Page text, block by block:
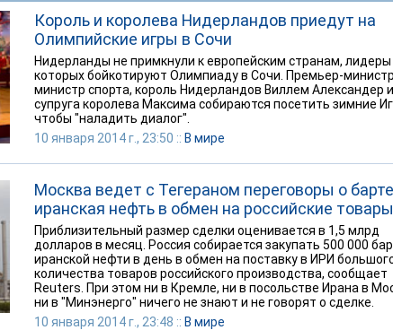
Король и королева Нидерландов приедут на
Олимпийские игры в Сочи
Нидерланды не примкнули к европейским странам, лидеры
которых бойкотируют Олимпиаду в Сочи. Премьер-
министр спорта, король Нидерландов Виллем Александер
супруга королева Максима собираются посетить зимние
чтобы "наладить диалог".
10 января 2014 г., 23:50 :: В мире
Москва ведет с Тегераном переговоры о
иранская нефть в обмен на российские товары
Приблизительный размер сделки оценивается в 1,5 млрд
долларов в месяц. Россия собирается закупать 500 000
иранской нефти в день в обмен на поставку в ИРИ
количества товаров российского производства, сообщает
Reuters. При этом ни в Кремле, ни в посольстве Ирана в
ни в "Минэнерго" ничего не знают и не говорят о сделке.
10 января 2014 г., 23:48 :: В мире